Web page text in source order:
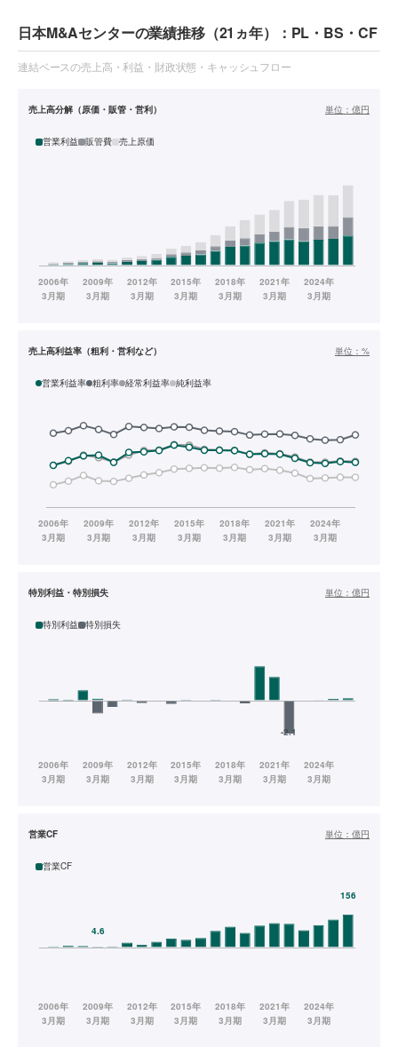
日本M&Aセンターの業績推移（21ヵ年）：PL・BS・CF
連結ベースの売上高・利益・財政状態・キャッシュフロー
売上高分解（原価・販管・営利） 単位： 億円
営業利益 販管費 売上原価
売上高利益率（粗利・営利など） 単位： %
営業利益率 粗利率 経常利益率 純利益率
特別利益・特別損失 単位： 億円
特別利益 特別損失
営業CF 単位： 億円
営業CF